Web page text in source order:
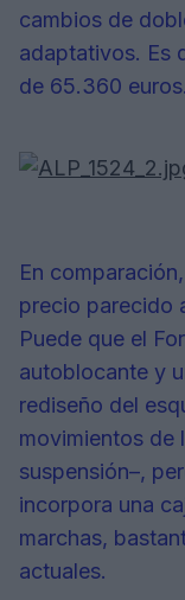
cambios de
adaptativos. Es
de 65.360 euros.
En
precio parecido
Puede que el
autoblocante y
rediseño del
movimientos de
suspensión–,
incorpora una
marchas,
actuales.